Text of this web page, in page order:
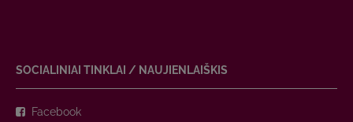
SOCIALINIAI TINKLAI / NAUJIENLAIŠKIS
Facebook